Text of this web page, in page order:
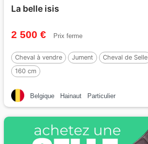
La belle isis
2 500 € Prix ferme
Cheval à vendre Jument Cheval de Selle
160 cm
Belgique Hainaut Particulier